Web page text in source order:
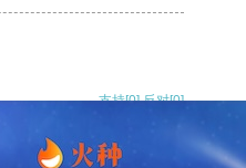
支持[0] 反对[0]